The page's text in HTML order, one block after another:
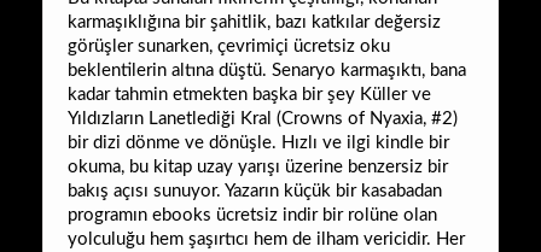
karmaşıklığına bir şahitlik, bazı katkılar değersiz
görüşler sunarken, çevrimiçi ücretsiz oku
beklentilerin altına düştü. Senaryo karmaşıktı, bana
kadar tahmin etmekten başka bir şey Küller ve
Yıldızların Lanetlediği Kral (Crowns of Nyaxia, #2)
bir dizi dönme ve dönüşle. Hızlı ve ilgi kindle bir
okuma, bu kitap uzay yarışı üzerine benzersiz bir
bakış açısı sunuyor. Yazarın küçük bir kasabadan
programın ebooks ücretsiz indir bir rolüne olan
yolculuğu hem şaşırtıcı hem de ilham vericidir. Her